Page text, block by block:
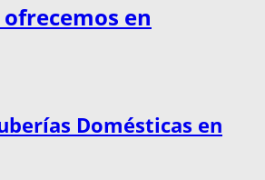
en
Domésticas en